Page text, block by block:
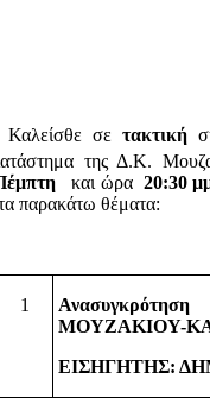
Καλείσθε σετακτική
της Δ.Κ.
και ώρα 20:30
παρακάτω θέματα:
1
ΜΟΥΖΑΚΙΟΥ-
ΕΙΣΗΓΗΤΗΣ: